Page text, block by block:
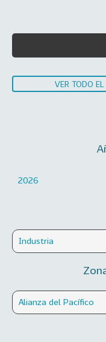
VER TODO
2026
Industria
Alianza del Pacífico